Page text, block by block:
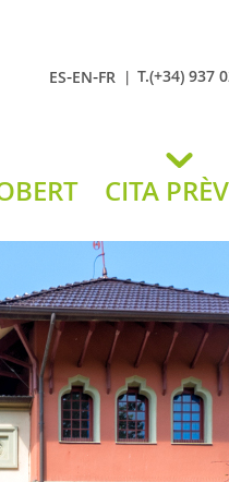
ES-EN-FR T.(+34) 937
CITA